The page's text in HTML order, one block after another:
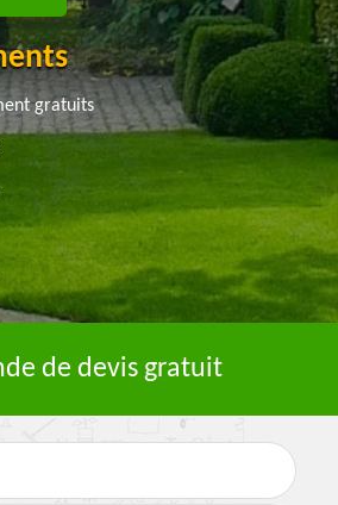
gratuits
de devis gratuit